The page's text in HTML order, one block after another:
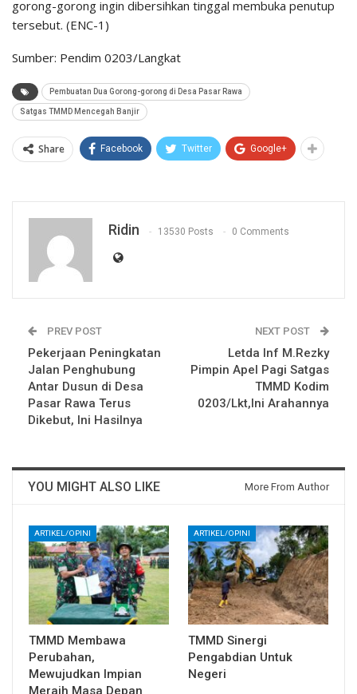
gorong-gorong ingin dibersihkan tinggal membuka penutup
tersebut. (ENC-1)
Sumber: Pendim 0203/Langkat
Pembuatan Dua Gorong-gorong di Desa Pasar Rawa
Satgas TMMD Mencegah Banjir
Share Facebook Twitter Google+
Ridin 13530 Posts 0 Comments
PREV POST
Pekerjaan Peningkatan
Jalan Penghubung
Antar Dusun di Desa
Pasar Rawa Terus
Dikebut, Ini Hasilnya
NEXT POST
Letda Inf M.Rezky
Pimpin Apel Pagi Satgas
TMMD Kodim
0203/Lkt,Ini Arahannya
YOU MIGHT ALSO LIKE More From Author
ARTIKEL/OPINI
TMMD Membawa
Perubahan,
Mewujudkan Impian
Meraih Masa Depan
ARTIKEL/OPINI
TMMD Sinergi
Pengabdian Untuk
Negeri